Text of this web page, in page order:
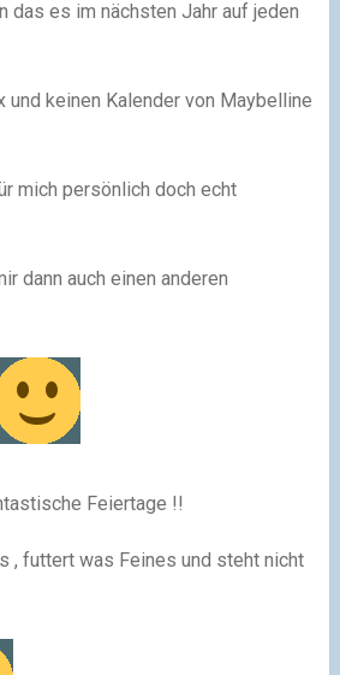
das es im nächsten Jahr auf jeden
und keinen Kalender von Maybelline
mich persönlich doch echt
dann auch einen anderen
Feiertage !!
, futtert was Feines und steht nicht